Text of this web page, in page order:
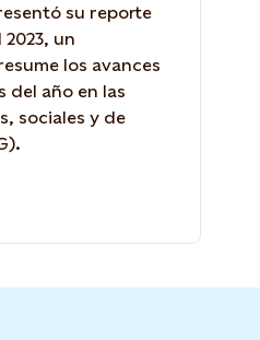
su reporte
un
los avances
del año en las
sociales y de